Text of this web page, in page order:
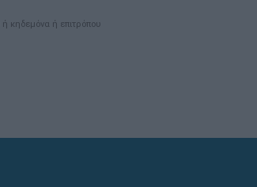
ή κηδεμόνα ή επιτρόπου